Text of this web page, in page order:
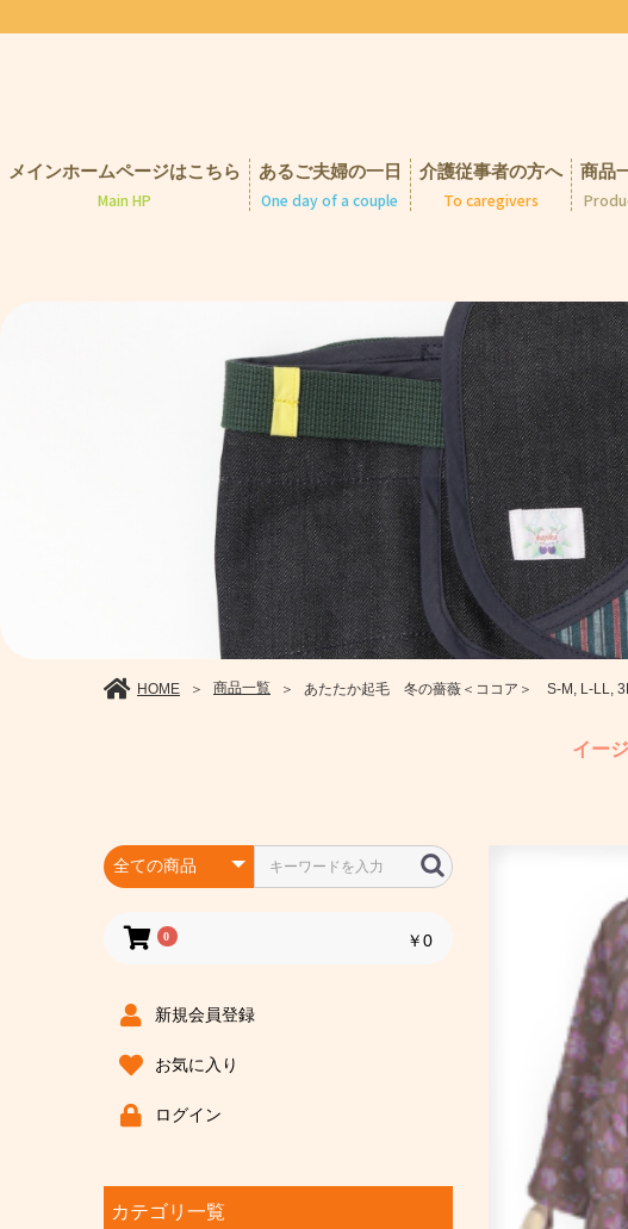
メインホームページはこちら
Main HP
あるご夫婦の一日
One day of a couple
介護従事者の方へ
To caregivers
商品
HOME ＞ 商品一覧 ＞ あたたか起毛 冬の薔薇＜ココア＞ S-M, L-LL,
イー
0 ￥0
新規会員登録
お気に入り
ログイン
カテゴリ一覧